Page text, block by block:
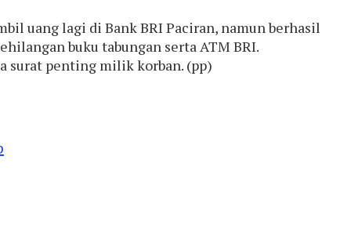
uang lagi di Bank BRI Paciran, namun berhasil
buku tabungan serta ATM BRI.
surat penting milik korban. (pp)